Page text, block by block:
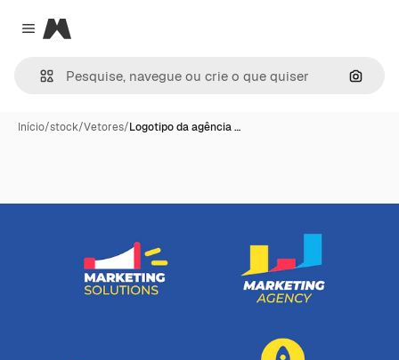
Close menu
Magnific
Início/stock/Vetores/Logotipo da agência …